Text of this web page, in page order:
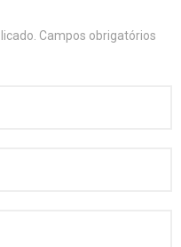
Campos obrigatórios